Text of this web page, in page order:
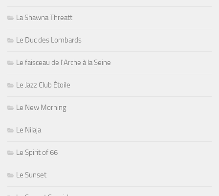
La Shawna Threatt
Le Duc des Lombards
Le faisceau de l'Arche à la Seine
Le Jazz Club Étoile
Le New Morning
Le Nilaja
Le Spirit of 66
Le Sunset